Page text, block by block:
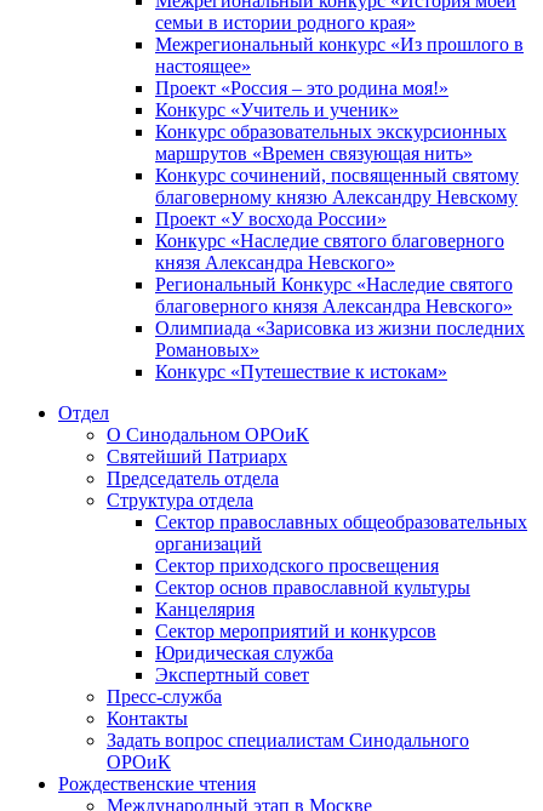
семьи в истории родного края»
Межрегиональный конкурс «Из прошлого в
настоящее»
Проект «Россия – это родина моя!»
Конкурс «Учитель и ученик»
Конкурс образовательных экскурсионных
маршрутов «Времен связующая нить»
Конкурс сочинений, посвященный святому
благоверному князю Александру Невскому
Проект «У восхода России»
Конкурс «Наследие святого благоверного
князя Александра Невского»
Региональный Конкурс «Наследие святого
благоверного князя Александра Невского»
Олимпиада «Зарисовка из жизни последних
Романовых»
Конкурс «Путешествие к истокам»
Отдел
О Синодальном ОРОиК
Святейший Патриарх
Председатель отдела
Структура отдела
Сектор православных общеобразовательных
организаций
Сектор приходского просвещения
Сектор основ православной культуры
Канцелярия
Сектор мероприятий и конкурсов
Юридическая служба
Экспертный совет
Пресс-служба
Контакты
Задать вопрос специалистам Синодального
ОРОиК
Рождественские чтения
Международный этап в Москве